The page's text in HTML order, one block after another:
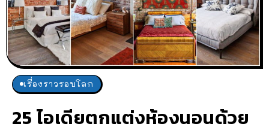
เรื่องราวรอบโลก
25 ไอเดียตกแต่งห้องนอนด้วย